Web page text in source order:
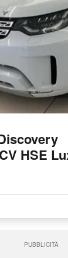
HSE
PUBBLICITÀ